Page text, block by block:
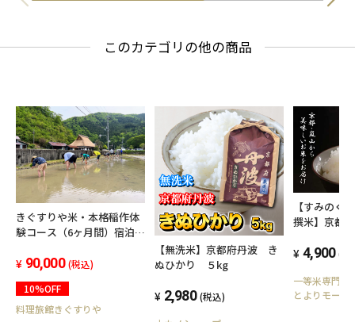
このカテゴリの他の商品
きぐすりや米・本格稲作体
験コース（6ヶ月間）宿泊ク
90,000 (税込)
10%OFF
料理旅館きぐすりや
【無洗米】京都府丹波 き
ぬひかり ５kg
2,980 (税込)
【すみのく
撰米】京都
4,900 (税
一等米専門
とよりモール